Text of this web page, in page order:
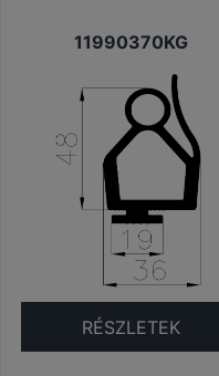
11990370KG
RÉSZLETEK